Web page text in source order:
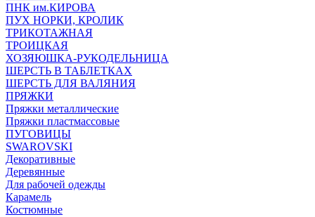
ПНК им.КИРОВА
ПУХ НОРКИ, КРОЛИК
ТРИКОТАЖНАЯ
ТРОИЦКАЯ
ХОЗЯЮШКА-РУКОДЕЛЬНИЦА
ШЕРСТЬ В ТАБЛЕТКАХ
ШЕРСТЬ ДЛЯ ВАЛЯНИЯ
ПРЯЖКИ
Пряжки металлические
Пряжки пластмассовые
ПУГОВИЦЫ
SWAROVSKI
Декоративные
Деревянные
Для рабочей одежды
Карамель
Костюмные